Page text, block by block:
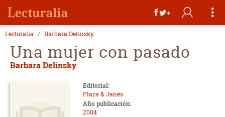
Lecturalia Barbara Delinsky
Una mujer con pasado
Barbara Delinsky
Editorial:
Plaza & Janés
Año publicación:
2004